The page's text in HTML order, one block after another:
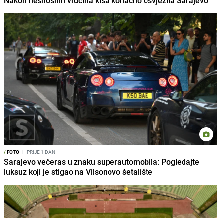
/FOTO I PRIJE 1 DAN
Sarajevo večeras u znaku superautomobila: Pogledajte
luksuz koji je stigao na Vilsonovo šetalište